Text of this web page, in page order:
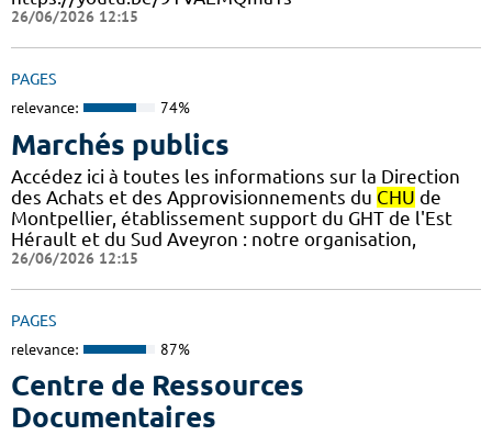
26/06/2026 12:15
PAGES
relevance: 74%
Marchés publics
Accédez ici à toutes les informations sur la Direction
des Achats et des Approvisionnements du CHU de
Montpellier, établissement support du GHT de l'Est
Hérault et du Sud Aveyron : notre organisation,
26/06/2026 12:15
PAGES
relevance: 87%
Centre de Ressources
Documentaires